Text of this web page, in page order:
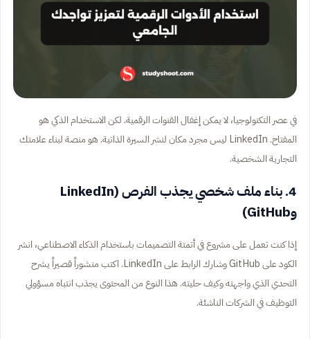
في عصر التكنولوجيا، لا يمكن إغفال القنوات الرقمية. لكن الاستخدام الذكي هو
المفتاح. LinkedIn ليس مجرد مكان لنشر السيرة الذاتية. هو منصة لبناء علامتك
التجارية الشخصية.
4. بناء ملف شخصي يجذب الفرص (LinkedIn
وGitHub)
إذا كنت تعمل على مشروع في أتمتة التصميمات باستخدام الذكاء الاصطناعي، انشر
الكود على GitHub وشارك الرابط على LinkedIn. اكتب منشوراً قصيراً يشرح
التحدي الذي واجهته وكيف حليته. هذا النوع من المحتوى يجذب انتباه مسؤولي
التوظيف في الشركات الناشئة.